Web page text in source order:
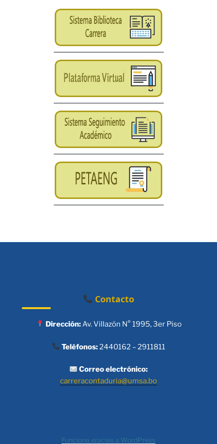
Contacto
Dirección:Av. Villazón N° 1995, 3er Piso
Teléfonos:2440162 – 2911811
Correo electrónico:
carreracontaduria@umsa.bo
Funciona gracias a WordPress